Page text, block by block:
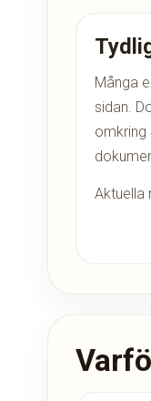
Många
sidan.
omkring
Aktuella